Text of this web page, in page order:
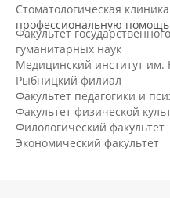
Стоматологическая
профессиональную
Факультет
гуманитарных наук
Медицинский институт им.
Рыбницкий филиал
Факультет педагогики и
Факультет физической
Филологический факультет
Экономический факультет